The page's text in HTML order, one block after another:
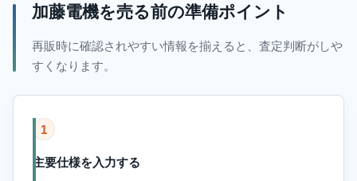
加藤電機を売る前の準備ポイント
再販時に確認されやすい情報を揃えると、査定判断がしや
すくなります。
1
主要仕様を入力する